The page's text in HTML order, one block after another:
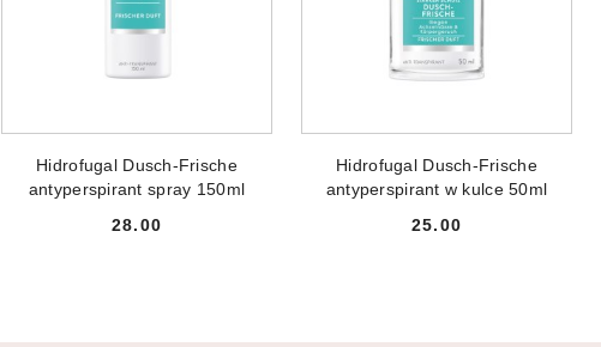
Hidrofugal Dusch-Frische
antyperspirant spray 150ml
Cena:
28.00
Hidrofugal Dusch-Frische
antyperspirant w kulce 50ml
Cena:
25.00